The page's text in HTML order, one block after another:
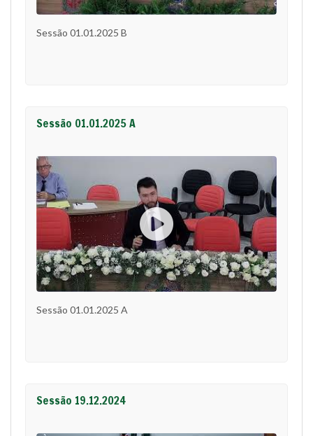
Sessão 01.01.2025 B
Sessão 01.01.2025 A
Sessão 01.01.2025 A
Sessão 19.12.2024